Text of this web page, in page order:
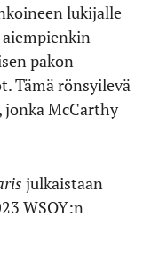
lukijalle
pakon
Tämä rönsyilevä
McCarthy
julkaistaan
WSOY:n